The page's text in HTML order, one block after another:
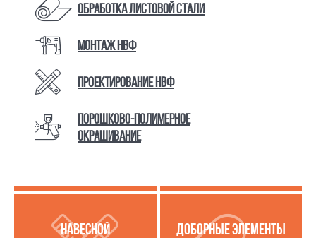
Обработка листовой стали
Монтаж НВФ
Проектирование НВФ
Порошково-полимерное
окрашивание
КАТАЛОГ ТОВАРОВ И УСЛУГ
УСЛУГИ ПО РАБОТЕ С
ЛИСТОВОЙ СТАЛЬЮ
МЕТАЛЛОКАССЕТЫ
НАВЕСНОЙ
ДОБОРНЫЕ ЭЛЕМЕНТЫ